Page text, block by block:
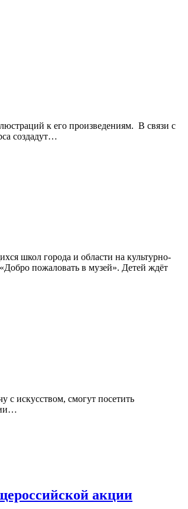
к его произведениям. В связи с
создадут…
школ города и области на культурно-
пожаловать в музей». Детей ждёт
с искусством, смогут посетить
акции